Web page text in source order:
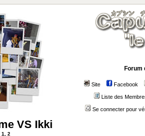
Forum
Site Facebook
Liste des
Se connecter pour
VS Ikki
1 2